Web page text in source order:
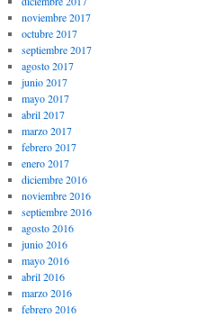
noviembre 2017
octubre 2017
septiembre 2017
agosto 2017
junio 2017
mayo 2017
abril 2017
marzo 2017
febrero 2017
enero 2017
diciembre 2016
noviembre 2016
septiembre 2016
agosto 2016
junio 2016
mayo 2016
abril 2016
marzo 2016
febrero 2016